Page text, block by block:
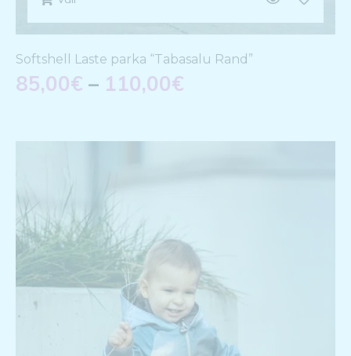
Softshell Laste parka “Tabasalu Rand”
85,00€ – 110,00€